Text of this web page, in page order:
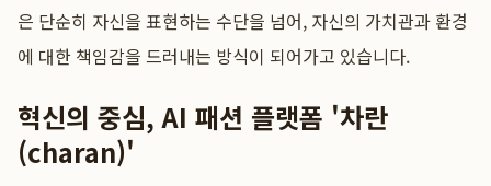
은 단순히 자신을 표현하는 수단을 넘어, 자신의 가치관과 환경
에 대한 책임감을 드러내는 방식이 되어가고 있습니다.
혁신의 중심, AI 패션 플랫폼 '차란
(charan)'